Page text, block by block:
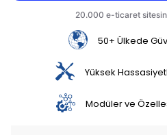
50+ Ülkede
Yüksek
Modüler ve